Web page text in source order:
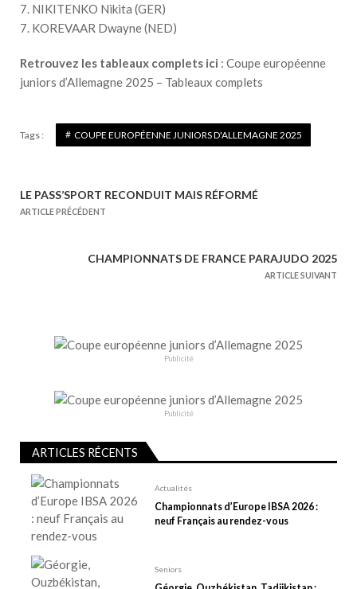
7. NIKITENKO Nikita (GER)
7. KOREVAAR Dwayne (NED)
Retrouvez les tableaux complets ici : Coupe européenne
juniors d’Allemagne 2025 – Tableaux complets
Tags : COUPE EUROPÉENNE JUNIORS D'ALLEMAGNE 2025
N
LE PASS’SPORT RECONDUIT MAIS RÉFORMÉ
ARTICLE PRÉCÉDENT
CHAMPIONNATS DE FRANCE PARAJUDO 2025
ARTICLE SUIVANT
Publicité
Publicité
ARTICLES RÉCENTS
Actualités
Championnats d’Europe IBSA 2026 :
neuf Français au rendez-vous
Seniors